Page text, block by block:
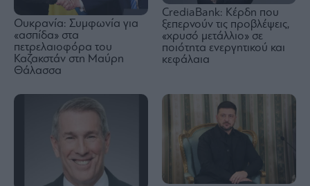
Ουκρανία: Συμφωνία για
«ασπίδα» στα
πετρελαιοφόρα του
Καζακστάν στη Μαύρη
Θάλασσα
CrediaBank: Κέρδη που
ξεπερνούν τις προβλέψεις,
«χρυσό μετάλλιο» σε
ποιότητα ενεργητικού και
κεφάλαια